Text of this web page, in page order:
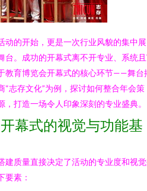
动的开始，更是一次行业风貌的集中展
台。成功的开幕式离不开专业、系统
教育博览会开幕式的核心环节——舞台
志存文化”为例，探讨如何整合年会策
打造一场令人印象深刻的专业盛典。
幕式的视觉与功能基
建质量直接决定了活动的专业度和视
要素：